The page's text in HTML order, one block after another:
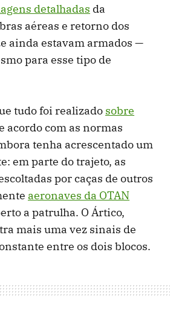
detalhadas da
aéreas e retorno dos
ainda estavam armados —
para esse tipo de
tudo foi realizado sobre
acordo com as normas
tenha acrescentado um
em parte do trajeto, as
por caças de outros
aeronaves da OTAN
a patrulha. O Ártico,
mais uma vez sinais de
entre os dois blocos.